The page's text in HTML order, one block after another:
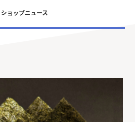
ショップニュース